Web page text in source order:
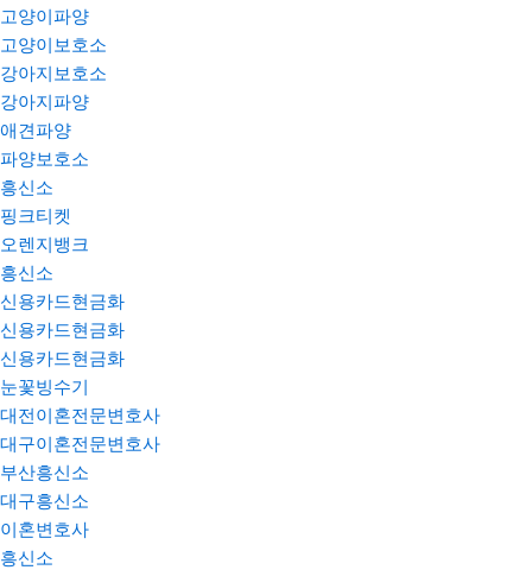
고양이파양
고양이보호소
강아지보호소
강아지파양
애견파양
파양보호소
흥신소
핑크티켓
오렌지뱅크
흥신소
신용카드현금화
신용카드현금화
신용카드현금화
눈꽃빙수기
대전이혼전문변호사
대구이혼전문변호사
부산흥신소
대구흥신소
이혼변호사
흥신소